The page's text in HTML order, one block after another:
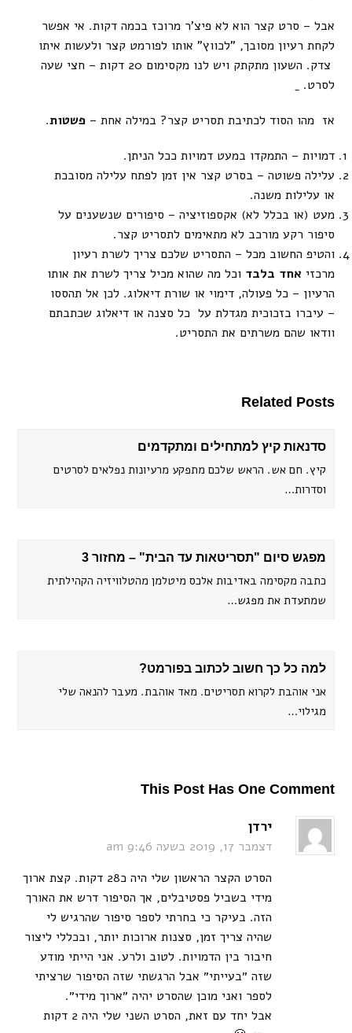
אבל – סרט קצר הוא לא פיצ'ר מרוכז בכמה דקות. אי אפשר
לקחת רעיון מסובך, "לכווץ" אותו לפורמט קצר ולעשות איתו
צדק. השעון מתקתק ויש לנו מקסימום 20 דקות – חצי שעה
לסרט.
אז מהו הסוד לכתיבת תסריט קצר? במילה אחת –פשטות.
דמויות – התמקדו במעט דמויות ככל הניתן.
עלילה פשוטה – בסרט קצר אין זמן לפתח עלילה מסובכת
או עלילות משנה.
מעט (או בכלל לא) אקספוזיציה – סיפורים שנשענים על
סיפור רקע מורכב לא מתאימים לתסריט קצר.
והטיפ החשוב מכל – התסריט שלכם צריך לשרת רעיון
מרכזי אחד בלבד וכל מה שהוא מכיל צריך לשרת את אותו
הרעיון – כל פעולה, דימוי או שורת דיאלוג. לכן אל תהססו
– עיברו בזכוכית מגדלת על כל סצנה או דיאלוג שכתבתם
וודאו שהם משרתים את התסריט.
Related Posts
סדנאות קיץ למתחילים ומתקדמים
קיץ. חם אש. הראש שלכם מתפקע מרעיונות נפלאים לסרטים
וסדרות…
מפגש סיום "תסריטאות עד הבית" – מחזור 3
כתבה מקסימה באדיבות אלכס מיטלמן מהטלוויזיה הקהילתית
שמתעדת את מפגש…
למה כל כך חשוב לכתוב בפורמט?
אני אוהבת לקרוא תסריטים. מאד אוהבת. מעבר להנאה שלי
מגילוי…
This Post Has One Comment
ירדן
דצמבר 17, 2019 בשעה 9:46 am
הסרט הקצר הראשון שלי היה כ28 דקות. קצת ארוך
מידי בשביל פסטיבלים, אך הסיפור דרש את האורך
הזה. בעיקר כי בחרתי לספר סיפור שהרגיש לי
שהיה צריך זמן, סצנות ארוכות יותר, ובכללי ליצור
חיבור בין הדמויות. לטוב ולרע. אני הייתי מודע
שזה ״בעייתי״ אבל הרגשתי שזה הסיפור שרציתי
לספר ואני מוכן שהסרט יהיה ״ארוך מידי״.
אבל יחד עם זאת, הסרט השני שלי היה 2 דקות